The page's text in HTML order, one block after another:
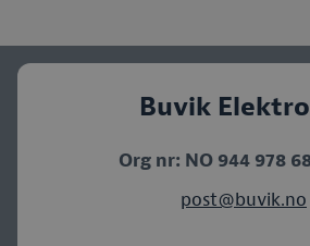
Buvik Elektro
Org nr: NO 944 978
post@buvik.no